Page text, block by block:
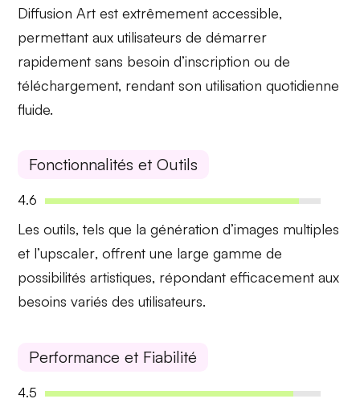
Diffusion Art estextrêmement accessible,
permettant aux utilisateurs de démarrer
rapidement sans besoin d’inscription ou de
téléchargement, rendant son utilisation quotidienne
fluide.
Fonctionnalités et Outils
4.6
Les outils, tels que lagénération d’images multiples
et l’upscaler, offrent une large gamme de
possibilités artistiques, répondant efficacement aux
besoins variés des utilisateurs.
Performance et Fiabilité
4.5